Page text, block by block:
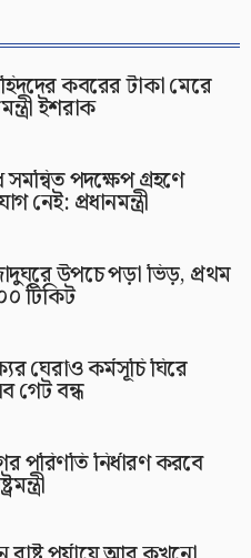
কবরের টাকা মেরে
ইশরাক
পদক্ষেপ গ্রহণে
নেই: প্রধানমন্ত্রী
উপচে পড়া ভিড়, প্রথম
টিকিট
ঘেরাও কর্মসূচি ঘিরে
গেট বন্ধ
পরিণতি নির্ধারণ করবে